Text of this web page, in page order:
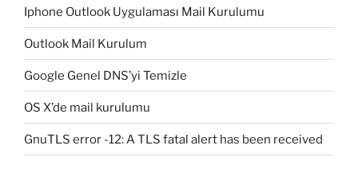
Iphone Outlook Uygulaması Mail Kurulumu
Outlook Mail Kurulum
Google Genel DNS’yi Temizle
OS X’de mail kurulumu
GnuTLS error -12: A TLS fatal alert has been received